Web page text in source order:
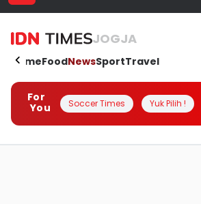
JOGJA
HomeFoodNewsSportTravel
For
You
Soccer Times Yuk Pilih !